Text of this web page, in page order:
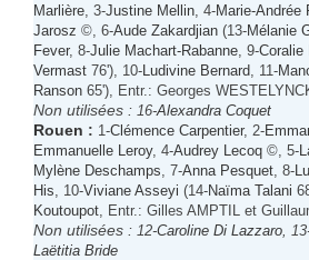
Marlière , 3-Justine Mellin , 4-Marie-Andrée
Jarosz ©, 6-Aude Zakardjian (13-Mélanie
Fever, 8-Julie Machart-Rabanne , 9-Coralie
Vermast 76'), 10- Ludivine Bernard , 11-
Ranson 65'), Entr.: Georges
Non utilisées : 16-Alexandra Coquet
Rouen : 1-Clémence Carpentier, 2-
Emmanuelle Leroy, 4-Audrey Lecoq ©, 5-
Mylène Deschamps , 7-Anna Pesquet , 8-
His , 10-Viviane Asseyi (14-Naïma Talani
Koutoupot , Entr.: Gilles AMPTIL et
Non utilisées : 12-Caroline Di Lazzaro ,
Laëtitia Bride